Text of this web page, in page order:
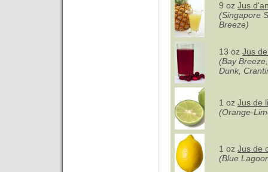
9 oz Jus
(Singapore
Breeze)
13 oz Jus
(Bay
Dunk,
1 oz Jus de
(Orange-
1 oz Jus de
(Blue